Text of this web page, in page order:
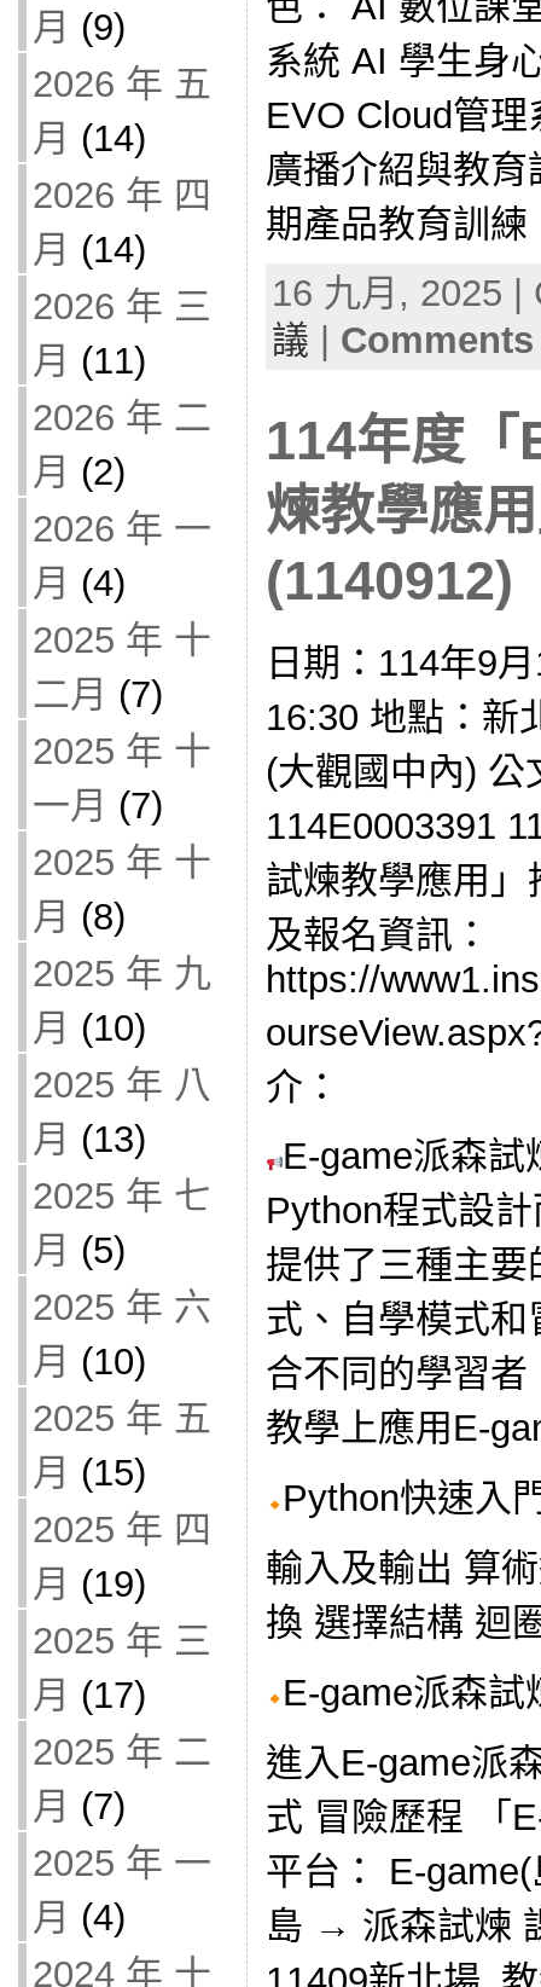
月 (9)
2026 年 五
月 (14)
2026 年 四
月 (14)
2026 年 三
月 (11)
2026 年 二
月 (2)
2026 年 一
月 (4)
2025 年 十
二月 (7)
2025 年 十
一月 (7)
2025 年 十
月 (8)
2025 年 九
月 (10)
2025 年 八
月 (13)
2025 年 七
月 (5)
2025 年 六
月 (10)
2025 年 五
月 (15)
2025 年 四
月 (19)
2025 年 三
月 (17)
2025 年 二
月 (7)
2025 年 一
月 (4)
2024 年 十
系統 AI 學生身
EVO Cloud管
廣播介紹與教
期產品教育訓
16 九月, 2025
議
114年度「
煉教學應
(1140912)
日期：114年9
16:30 地點：新
(大觀國中內) 公
114E0003391
試煉教學應用
及報名資訊：
https://
介：
E-game派森試
Python程式設
提供了三種主
式、自學模式
合不同的學習
教學上應用E-
Python快速入
輸入及輸出 算
換 選擇結構 迴
E-game派森試
進入E-game派
式 冒險歷程 「
平台： E-
島 → 派森試煉